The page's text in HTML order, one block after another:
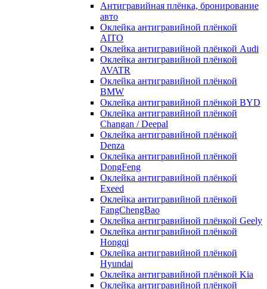
Антигравийная плёнка, бронирование
авто
Оклейка антигравийной плёнкой
AITO
Оклейка антигравийной плёнкой Audi
Оклейка антигравийной плёнкой
AVATR
Оклейка антигравийной плёнкой
BMW
Оклейка антигравийной плёнкой BYD
Оклейка антигравийной плёнкой
Changan / Deepal
Оклейка антигравийной плёнкой
Denza
Оклейка антигравийной плёнкой
DongFeng
Оклейка антигравийной плёнкой
Exeed
Оклейка антигравийной плёнкой
FangChengBao
Оклейка антигравийной плёнкой Geely
Оклейка антигравийной плёнкой
Hongqi
Оклейка антигравийной плёнкой
Hyundai
Оклейка антигравийной плёнкой Kia
Оклейка антигравийной плёнкой